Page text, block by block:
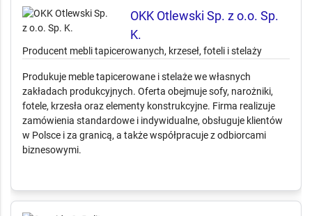
OKK Otlewski Sp. z o.o. Sp.
K.
Producent mebli tapicerowanych, krzeseł, foteli i stelaży
Produkuje meble tapicerowane i stelaże we własnych
zamówienia standardowe i indywidualne, obsługuje klientów